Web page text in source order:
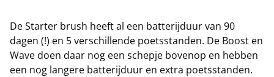
De Starter brush heeft al een batterijduur van 90
dagen (!) en 5 verschillende poetsstanden. De Boost en
Wave doen daar nog een schepje bovenop en hebben
een nog langere batterijduur en extra poetsstanden.